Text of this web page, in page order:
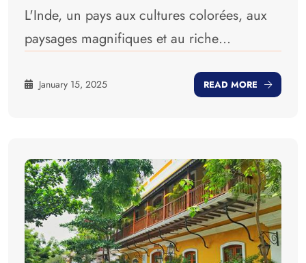
L'Inde, un pays aux cultures colorées, aux
paysages magnifiques et au riche
pour les passagers au niveau international.
January 15, 2025 READ MORE